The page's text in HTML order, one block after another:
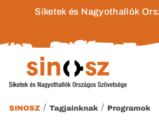
Siketek és Nagyothallók
SINOSZ / Tagjainknak / Programok